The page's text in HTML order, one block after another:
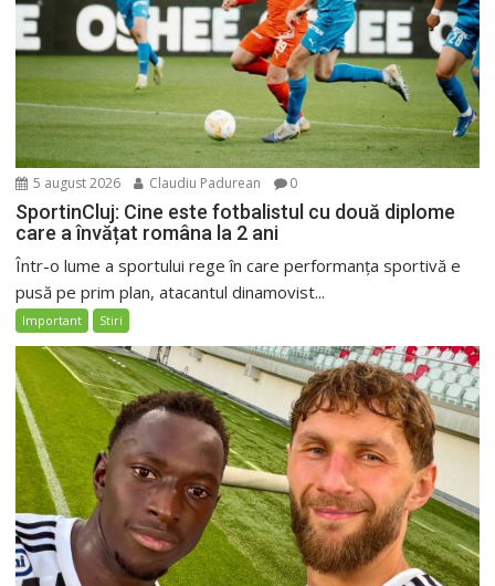
5 august 2026 Claudiu Padurean 0
SportinCluj: Cine este fotbalistul cu două diplome
care a învățat româna la 2 ani
Într-o lume a sportului rege în care performanța sportivă e
pusă pe prim plan, atacantul dinamovist...
Important Stiri